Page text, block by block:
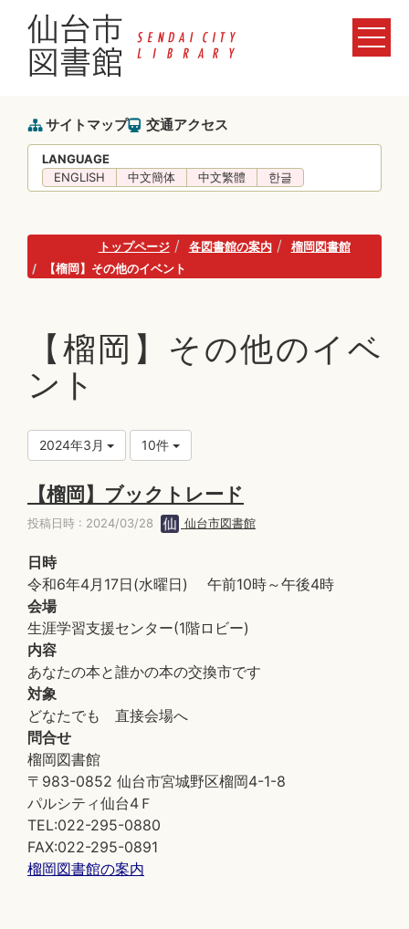
サイトマップ 交通アクセス
LANGUAGE
ENGLISH
中文簡体 中文繁體 한글
トップページ 各図書館の案内
榴岡図書館
【榴岡】その他のイベント
【榴岡】その他のイベ
ント
2024年3月 10件
【榴岡】ブックトレード
投稿日時 : 2024/03/28 仙台市図書館
日時
令和6年4月17日(水曜日) 午前10時～午後4時
会場
生涯学習支援センター(1階ロビー)
内容
あなたの本と誰かの本の交換市です
対象
どなたでも 直接会場へ
問合せ
榴岡図書館
〒983-0852 仙台市宮城野区榴岡4-1-8
パルシティ仙台4Ｆ
TEL:022-295-0880
FAX:022-295-0891
榴岡図書館の案内